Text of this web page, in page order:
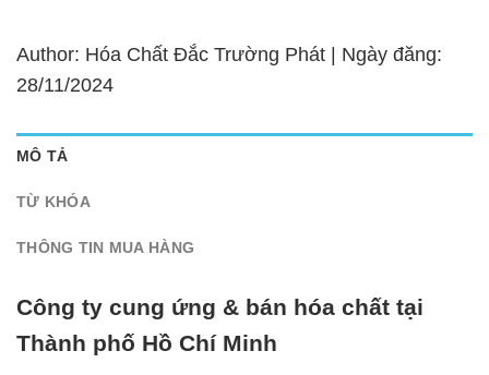
Author: Hóa Chất Đắc Trường Phát | Ngày đăng:
28/11/2024
MÔ TẢ
TỪ KHÓA
THÔNG TIN MUA HÀNG
Công ty cung ứng & bán hóa chất tại
Thành phố Hồ Chí Minh